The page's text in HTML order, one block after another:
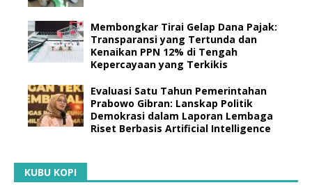
Membongkar Tirai Gelap Dana Pajak:
Transparansi yang Tertunda dan
Kenaikan PPN 12% di Tengah
Kepercayaan yang Terkikis
Evaluasi Satu Tahun Pemerintahan
Prabowo Gibran: Lanskap Politik
Demokrasi dalam Laporan Lembaga
Riset Berbasis Artificial Intelligence
KUBU KOPI